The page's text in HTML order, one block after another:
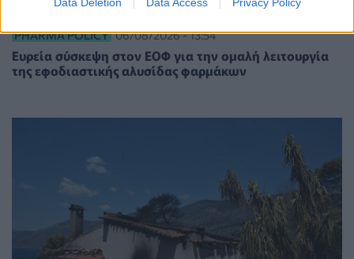
PHARMA POLICY 06/08/2026 - 13:54
Ευρεία σύσκεψη στον ΕΟΦ για την ομαλή λειτουργία
της εφοδιαστικής αλυσίδας φαρμάκων